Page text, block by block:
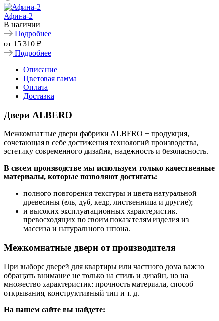
Афина-2
В наличии
Подробнее
от 15 310 ₽
Подробнее
Описание
Цветовая гамма
Оплата
Доставка
Двери ALBERO
Межкомнатные двери фабрики ALBERO − продукция,
сочетающая в себе достижения технологий производства,
эстетику современного дизайна, надежность и безопасность.
В своем производстве мы используем только качественные
материалы, которые позволяют достигать:
полного повторения текстуры и цвета натуральной
древесины (ель, дуб, кедр, лиственница и другие);
и высоких эксплуатационных характеристик,
превосходящих по своим показателям изделия из
массива и натурального шпона.
Межкомнатные двери от производителя
При выборе дверей для квартиры или частного дома важно
обращать внимание не только на стиль и дизайн, но на
множество характеристик: прочность материала, способ
открывания, конструктивный тип и т. д.
На нашем сайте вы найдете: